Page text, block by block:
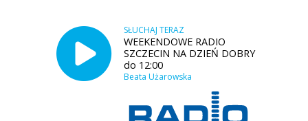
SŁUCHAJ TERAZ
WEEKENDOWE RADIO
SZCZECIN NA DZIEŃ DOBRY
do 12:00
Beata Użarowska